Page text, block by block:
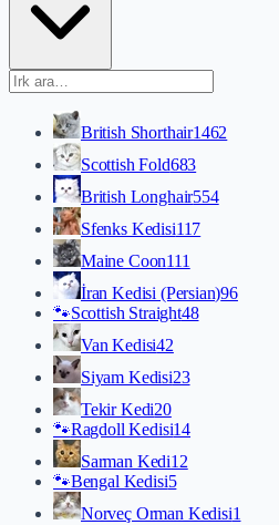
British Shorthair1462
Scottish Fold683
British Longhair554
Sfenks Kedisi117
Maine Coon111
İran Kedisi (Persian)96
🐾Scottish Straight48
Van Kedisi42
Siyam Kedisi23
Tekir Kedi20
🐾Ragdoll Kedisi14
Sarman Kedi12
🐾Bengal Kedisi5
Norveç Orman Kedisi1